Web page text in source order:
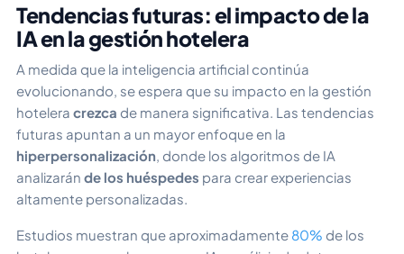
Tendencias futuras: el impacto de la
IA en la gestión hotelera
A medida que la inteligencia artificial continúa
evolucionando, se espera que su impacto en la gestión
hotelera crezca de manera significativa. Las tendencias
futuras apuntan a un mayor enfoque en la
hiperpersonalización , donde los algoritmos de IA
analizarán de los huéspedes para crear experiencias
altamente personalizadas.
Estudios muestran que aproximadamente 80% de los